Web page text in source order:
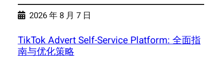
2026 年 8 月 7 日
TikTok Advert Self-Service Platform: 全面指
南与优化策略